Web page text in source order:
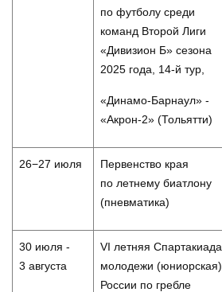
по футболу среди
команд Второй Лиги
«Дивизион Б» сезона
2025 года, 14-й тур,
«Динамо-Барнаул» -
«Акрон-2» (Тольятти)
26−27 июля
Первенство края
по летнему биатлону
(пневматика)
30 июля -
3 августа
VI летняя Спартакиада
молодежи (юниорская)
России по гребле